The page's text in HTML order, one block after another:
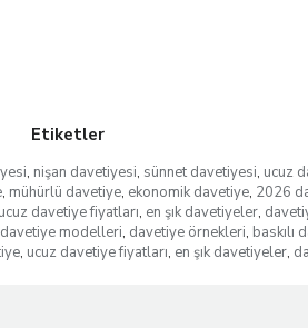
Etiketler
, nişan davetiyesi, sünnet davetiyesi, ucuz
, mühürlü davetiye, ekonomik davetiye, 2026
ucuz davetiye fiyatları, en şık davetiyeler,
modelleri, davetiye örnekleri, baskılı
, ucuz davetiye fiyatları, en şık davetiyeler,